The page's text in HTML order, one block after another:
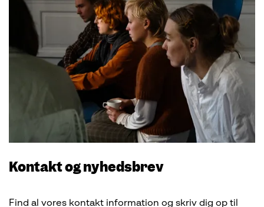
Kontakt og nyhedsbrev
Find al vores kontakt information og skriv dig op til